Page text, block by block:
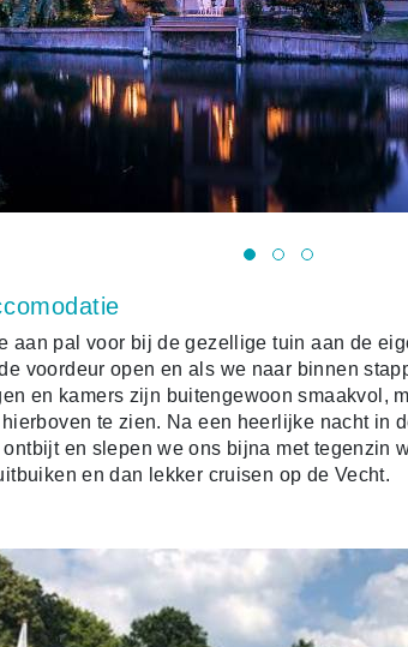
aan pal voor bij de gezellige tuin aan de
voordeur open en als we naar binnen
en kamers zijn buitengewoon smaakvol,
te zien. Na een heerlijke nacht in
en slepen we ons bijna met tegenzin
en dan lekker cruisen op de Vecht.